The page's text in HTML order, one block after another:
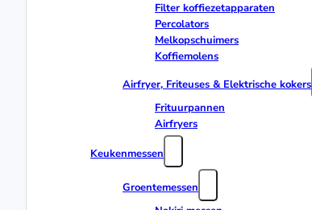
Filter koffiezetapparaten
Percolators
Melkopschuimers
Koffiemolens
Airfryer, Friteuses & Elektrische kokers
Frituurpannen
Airfryers
Keukenmessen
Groentemessen